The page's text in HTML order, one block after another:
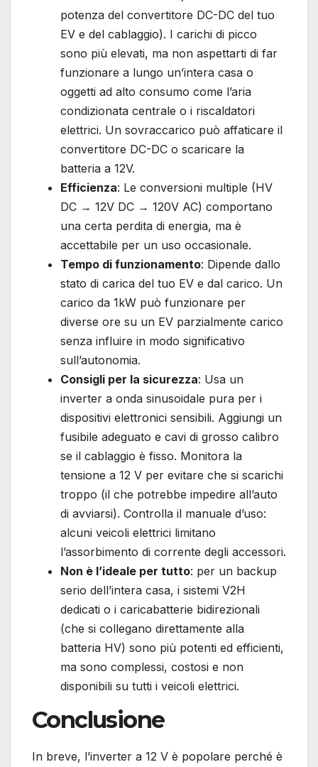
potenza del convertitore DC-DC del tuo
EV e del cablaggio). I carichi di picco
sono più elevati, ma non aspettarti di far
funzionare a lungo un’intera casa o
oggetti ad alto consumo come l’aria
condizionata centrale o i riscaldatori
elettrici. Un sovraccarico può affaticare il
convertitore DC-DC o scaricare la
batteria a 12V.
Efficienza: Le conversioni multiple (HV
DC → 12V DC → 120V AC) comportano
una certa perdita di energia, ma è
accettabile per un uso occasionale.
Tempo di funzionamento: Dipende dallo
stato di carica del tuo EV e dal carico. Un
carico da 1kW può funzionare per
diverse ore su un EV parzialmente carico
senza influire in modo significativo
sull’autonomia.
Consigli per la sicurezza: Usa un
inverter a onda sinusoidale pura per i
dispositivi elettronici sensibili. Aggiungi un
fusibile adeguato e cavi di grosso calibro
se il cablaggio è fisso. Monitora la
tensione a 12 V per evitare che si scarichi
troppo (il che potrebbe impedire all’auto
di avviarsi). Controlla il manuale d’uso:
alcuni veicoli elettrici limitano
l’assorbimento di corrente degli accessori.
Non è l’ideale per tutto: per un backup
serio dell’intera casa, i sistemi V2H
dedicati o i caricabatterie bidirezionali
(che si collegano direttamente alla
batteria HV) sono più potenti ed efficienti,
ma sono complessi, costosi e non
disponibili su tutti i veicoli elettrici.
Conclusione
In breve, l’inverter a 12 V è popolare perché è